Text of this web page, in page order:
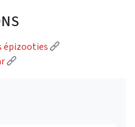
épizooties
(Lien externe)
(Lien externe)